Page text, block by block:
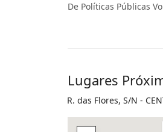
De Políticas Públicas
Lugares
R. das Flores, S/N -